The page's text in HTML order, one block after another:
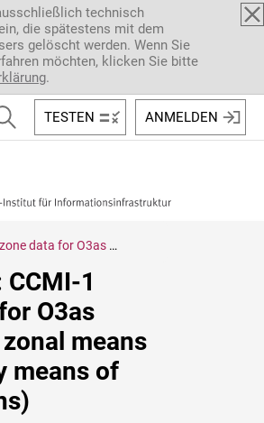
technisch
die spätestens mit dem
gelöscht werden. Wenn Sie
möchten, klicken Sie bitte
.
TESTEN ANMELDEN
CCMI-1 ozone data for O3as service (v1: zonal means and monthly means of total columns)
1
O3as
means
means of